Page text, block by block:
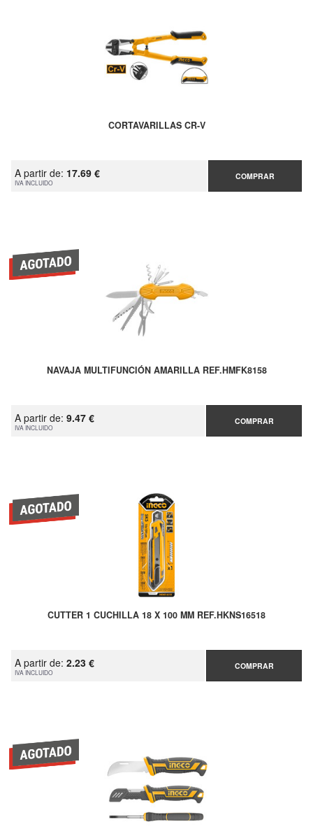
CORTAVARILLAS CR-V
A partir de: 17.69 €
IVA INCLUIDO
COMPRAR
NAVAJA MULTIFUNCIÓN AMARILLA REF.HMFK8158
A partir de: 9.47 €
IVA INCLUIDO
COMPRAR
CUTTER 1 CUCHILLA 18 X 100 MM REF.HKNS16518
A partir de: 2.23 €
IVA INCLUIDO
COMPRAR